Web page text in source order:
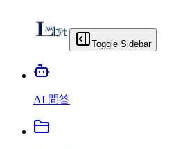
Toggle Sidebar
AI 問答